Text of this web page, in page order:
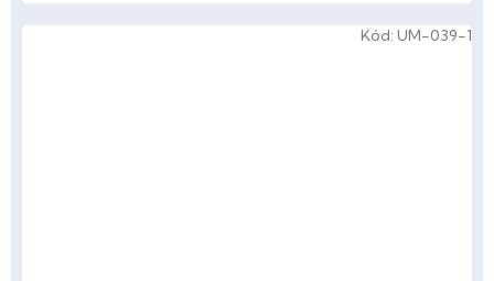
Kód: UM-039-1